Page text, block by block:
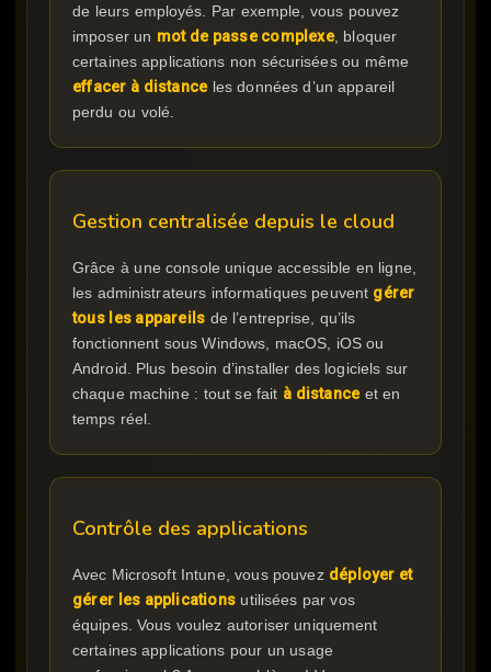
de leurs employés. Par exemple, vous pouvez
imposer un mot de passe complexe, bloquer
certaines applications non sécurisées ou même
effacer à distanceles données d’un appareil
perdu ou volé.
Gestion centralisée depuis le cloud
Grâce à une console unique accessible en ligne,
les administrateurs informatiques peuvent gérer
tous les appareils de l’entreprise, qu’ils
fonctionnent sous Windows, macOS, iOS ou
Android. Plus besoin d’installer des logiciels sur
chaque machine : tout se fait à distanceet en
temps réel.
Contrôle des applications
Avec Microsoft Intune, vous pouvez déployer et
gérer les applications utilisées par vos
équipes. Vous voulez autoriser uniquement
certaines applications pour un usage